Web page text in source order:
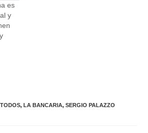
es
y
, LA BANCARIA, SERGIO PALAZZO